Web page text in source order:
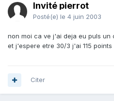
Invité pierrot
Posté(e) le 4 juin 2003
non moi ca ve j'ai deja eu puls
et j'espere etre 30/3 j'ai 115
Citer